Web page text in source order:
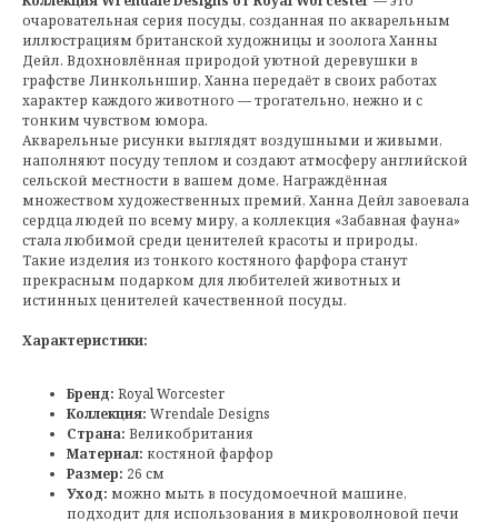
очаровательная серия посуды, созданная по акварельным
иллюстрациям британской художницы и зоолога Ханны
Дейл. Вдохновлённая природой уютной деревушки в
графстве Линкольншир, Ханна передаёт в своих работах
характер каждого животного — трогательно, нежно и с
тонким чувством юмора.
Акварельные рисунки выглядят воздушными и живыми,
наполняют посуду теплом и создают атмосферу английской
сельской местности в вашем доме. Награждённая
множеством художественных премий, Ханна Дейл завоевала
сердца людей по всему миру, а коллекция «Забавная фауна»
стала любимой среди ценителей красоты и природы.
Такие изделия из тонкого костяного фарфора станут
прекрасным подарком для любителей животных и
истинных ценителей качественной посуды.
Характеристики:
Бренд: Royal Worcester
Коллекция: Wrendale Designs
Страна: Великобритания
Материал: костяной фарфор
Размер: 26 см
Уход: можно мыть в посудомоечной машине,
подходит для использования в микроволновой печи